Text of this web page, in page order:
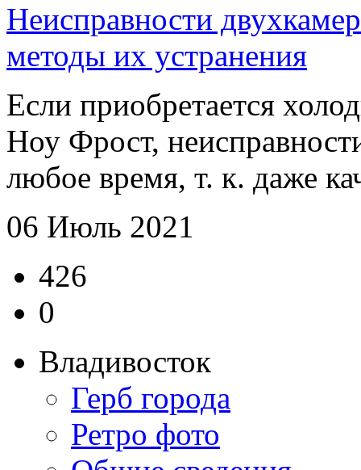
Неисправности
методы их устранения
Если приобретается
Ноу Фрост,
любое время, т. к. даже
06 Июль 2021
426
0
Владивосток
Герб города
Ретро фото